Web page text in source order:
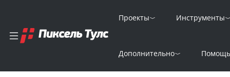
Проекты Инструменты
Дополнительно Помощь